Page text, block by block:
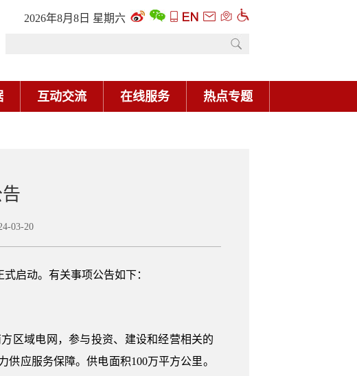
2026年8月8日 星期六
互动交流 在线服务 热点专题
03-20
启动。有关事项公告如下：
区域电网，参与投资、建设和经营相关的
应服务保障。供电面积100万平方公里。